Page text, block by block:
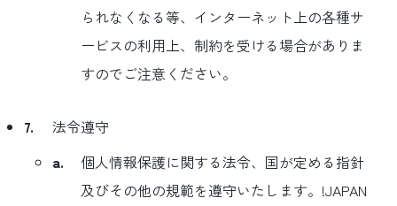
られなくなる等、インターネット上の各種サ
ービスの利用上、制約を受ける場合がありま
すのでご注意ください。
7.
法令遵守
a.
個人情報保護に関する法令、国が定める指針
及びその他の規範を遵守いたします。!JAPAN